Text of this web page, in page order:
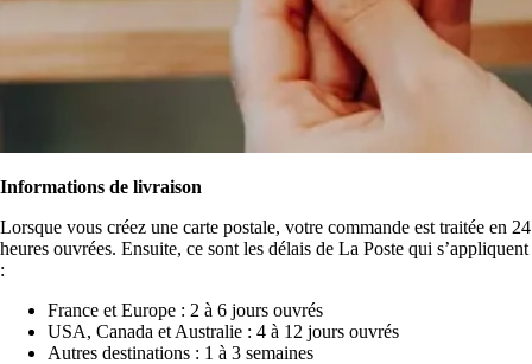
Informations de livraison
Lorsque vous créez une carte postale, votre commande est traitée en 24
heures ouvrées. Ensuite, ce sont les délais de La Poste qui s’appliquent
:
France et Europe : 2 à 6 jours ouvrés
USA, Canada et Australie : 4 à 12 jours ouvrés
Autres destinations : 1 à 3 semaines